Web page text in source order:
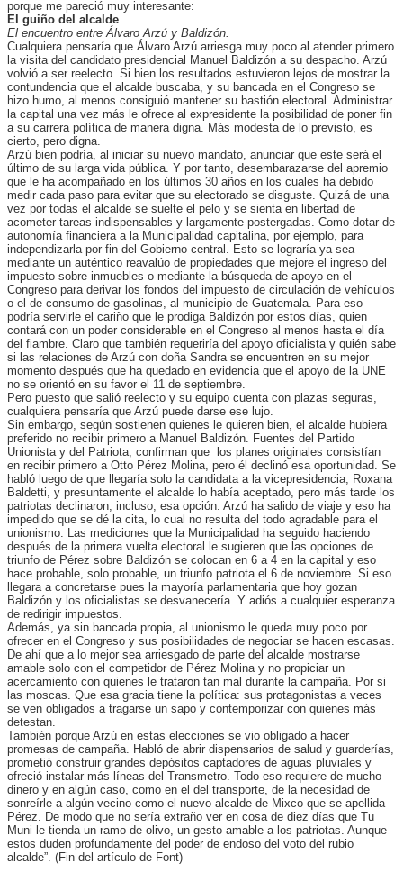
porque me pareció muy interesante:
El guiño del alcalde
El encuentro entre Álvaro Arzú y Baldizón.
Cualquiera pensaría que Álvaro Arzú arriesga muy poco al atender primero
la visita del candidato presidencial Manuel Baldizón a su despacho. Arzú
volvió a ser reelecto. Si bien los resultados estuvieron lejos de mostrar la
contundencia que el alcalde buscaba, y su bancada en el Congreso se
hizo humo, al menos consiguió mantener su bastión electoral. Administrar
la capital una vez más le ofrece al expresidente la posibilidad de poner fin
a su carrera política de manera digna. Más modesta de lo previsto, es
cierto, pero digna.
Arzú bien podría, al iniciar su nuevo mandato, anunciar que este será el
último de su larga vida pública. Y por tanto, desembarazarse del apremio
que le ha acompañado en los últimos 30 años en los cuales ha debido
medir cada paso para evitar que su electorado se disguste. Quizá de una
vez por todas el alcalde se suelte el pelo y se sienta en libertad de
acometer tareas indispensables y largamente postergadas. Como dotar de
autonomía financiera a la Municipalidad capitalina, por ejemplo, para
independizarla por fin del Gobierno central. Esto se lograría ya sea
mediante un auténtico reavalúo de propiedades que mejore el ingreso del
impuesto sobre inmuebles o mediante la búsqueda de apoyo en el
Congreso para derivar los fondos del impuesto de circulación de vehículos
o el de consumo de gasolinas, al municipio de Guatemala. Para eso
podría servirle el cariño que le prodiga Baldizón por estos días, quien
contará con un poder considerable en el Congreso al menos hasta el día
del fiambre. Claro que también requeriría del apoyo oficialista y quién sabe
si las relaciones de Arzú con doña Sandra se encuentren en su mejor
momento después que ha quedado en evidencia que el apoyo de la UNE
no se orientó en su favor el 11 de septiembre.
Pero puesto que salió reelecto y su equipo cuenta con plazas seguras,
cualquiera pensaría que Arzú puede darse ese lujo.
Sin embargo, según sostienen quienes le quieren bien, el alcalde hubiera
preferido no recibir primero a Manuel Baldizón. Fuentes del Partido
Unionista y del Patriota, confirman que los planes originales consistían
en recibir primero a Otto Pérez Molina, pero él declinó esa oportunidad. Se
habló luego de que llegaría solo la candidata a la vicepresidencia, Roxana
Baldetti, y presuntamente el alcalde lo había aceptado, pero más tarde los
patriotas declinaron, incluso, esa opción. Arzú ha salido de viaje y eso ha
impedido que se dé la cita, lo cual no resulta del todo agradable para el
unionismo. Las mediciones que la Municipalidad ha seguido haciendo
después de la primera vuelta electoral le sugieren que las opciones de
triunfo de Pérez sobre Baldizón se colocan en 6 a 4 en la capital y eso
hace probable, solo probable, un triunfo patriota el 6 de noviembre. Si eso
llegara a concretarse pues la mayoría parlamentaria que hoy gozan
Baldizón y los oficialistas se desvanecería. Y adiós a cualquier esperanza
de redirigir impuestos.
Además, ya sin bancada propia, al unionismo le queda muy poco por
ofrecer en el Congreso y sus posibilidades de negociar se hacen escasas.
De ahí que a lo mejor sea arriesgado de parte del alcalde mostrarse
amable solo con el competidor de Pérez Molina y no propiciar un
acercamiento con quienes le trataron tan mal durante la campaña. Por si
las moscas. Que esa gracia tiene la política: sus protagonistas a veces
se ven obligados a tragarse un sapo y contemporizar con quienes más
detestan.
También porque Arzú en estas elecciones se vio obligado a hacer
promesas de campaña. Habló de abrir dispensarios de salud y guarderías,
prometió construir grandes depósitos captadores de aguas pluviales y
ofreció instalar más líneas del Transmetro. Todo eso requiere de mucho
dinero y en algún caso, como en el del transporte, de la necesidad de
sonreírle a algún vecino como el nuevo alcalde de Mixco que se apellida
Pérez. De modo que no sería extraño ver en cosa de diez días que Tu
Muni le tienda un ramo de olivo, un gesto amable a los patriotas. Aunque
estos duden profundamente del poder de endoso del voto del rubio
alcalde”. (Fin del artículo de Font)